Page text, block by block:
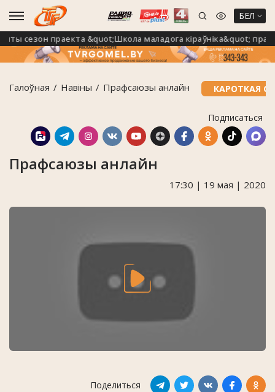
БЕЛ
сезон праекта &quot;Школа маладога кіраўніка&quot;
Галоўная Навiны Прафсаюзы анлайн КАРОТКАЯ
Подписаться
Прафсаюзы анлайн
17:30 | 19 мая | 2020
Поделиться